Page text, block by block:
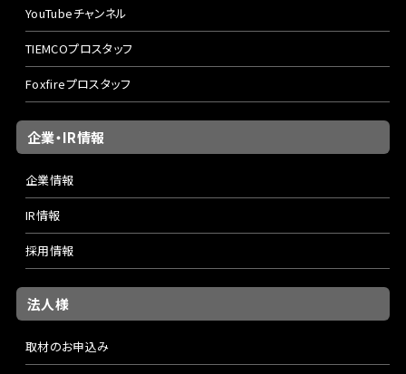
YouTubeチャンネル
TIEMCOプロスタッフ
Foxfireプロスタッフ
企業・IR情報
企業情報
IR情報
採用情報
法人様
取材のお申込み